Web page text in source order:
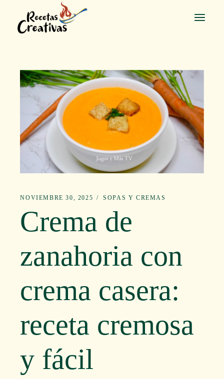
contenido
NOVIEMBRE 30, 2025 SOPAS Y CREMAS
Crema de
zanahoria con
crema casera:
receta cremosa
y fácil